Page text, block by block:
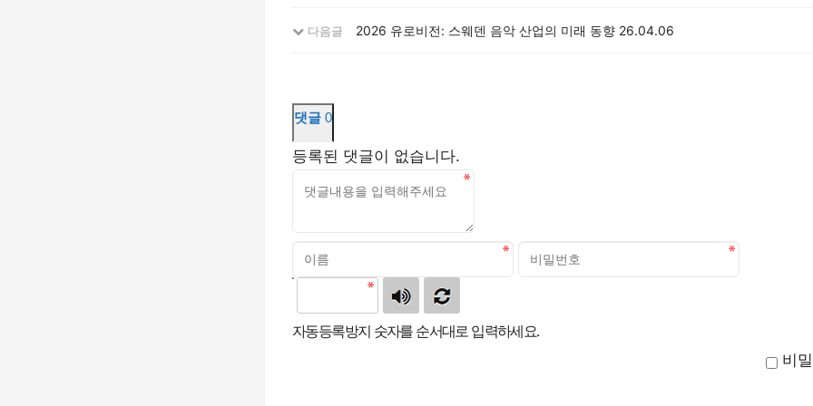
다음글 2026 유로비전: 스웨덴 음악 산업의 미래 동향 26.04.06
댓글 0
등록된 댓글이 없습니다.
자동등록방지 숫자를 순서대로 입력하세요.
비